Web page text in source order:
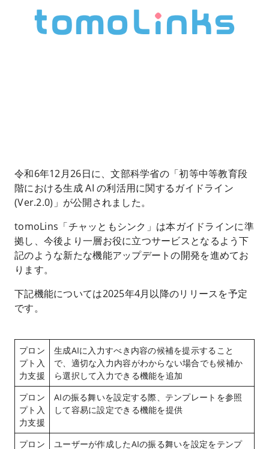
令和6年12月26日に、文部科学省の「初等中等教育段
階における生成 AI の利活用に関するガイドライン
(Ver.2.0)」が公開されました。
tomoLins「チャッともシンク」は本ガイドラインに準
拠し、今後より一層お役に立つサービスとなるよう下
記のような新たな機能アップデートの開発を進めてお
ります。
下記機能については2025年4月以降のリリースを予定
です。
プロン
プト入
力支援
生成AIに入力すべき内容の候補を提示すること
で、適切な入力内容がわからない場合でも候補か
ら選択して入力できる機能を追加
プロン
プト入
力支援
AIの振る舞いを設定する際、テンプレートを参照
して容易に設定できる機能を提供
プロン
ユーザーが作成したAIの振る舞いを設定をテンプ